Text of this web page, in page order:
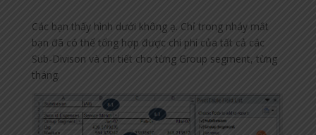
Các bạn thấy hình dưới không ạ. Chỉ trong nháy mắt
bạn đã có thể tổng hợp được chi phí của tất cả các
Sub-Divison và chi tiết cho từng Group segment, từng
tháng.